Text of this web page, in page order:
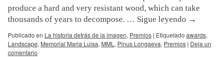
produce a hard and very resistant wood, which can take
thousands of years to decompose. … Sigue leyendo →
Publicado en La historia detrás de la imagen, Premios | Etiquetado awards,
Landscape, Memorial Maria Luisa, MML , Pinus Longaeva, Premios | Deja un
comentario